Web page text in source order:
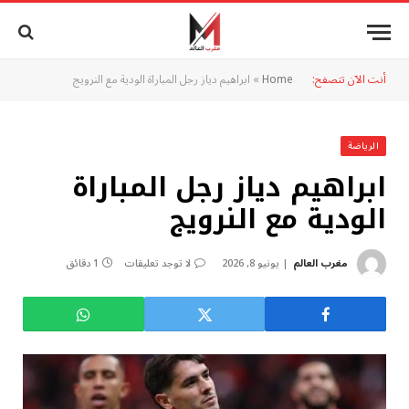
أنت الآن تتصفح: Home
» ابراهيم دياز رجل المباراة الودية مع النرويج
الرياضة
ابراهيم دياز رجل المباراة
الودية مع النرويج
مغرب العالم يونيو 8, 2026 لا توجد تعليقات 1 دقائق